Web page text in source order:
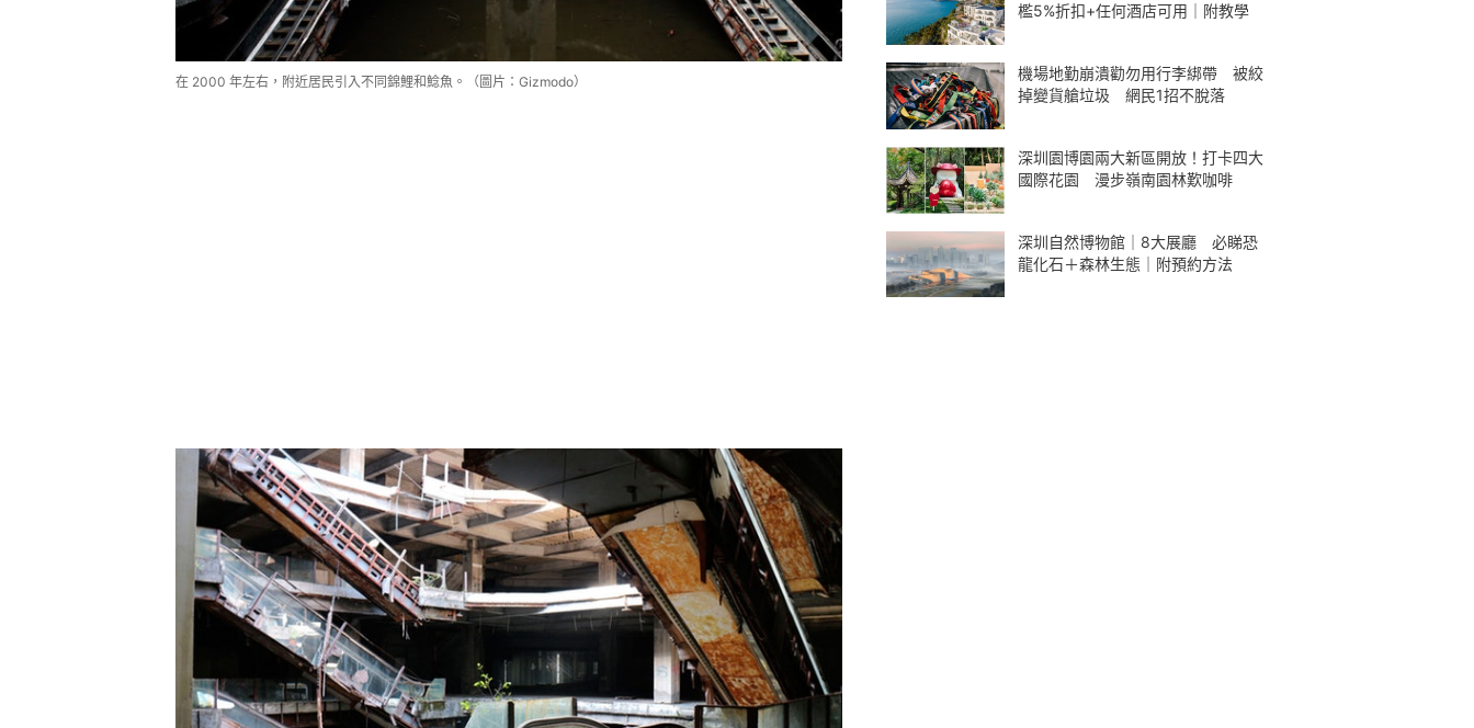
在 2000 年左右，附近居民引入不同錦鯉和鯰魚。（圖片：Gizmodo）
檻5%折扣+任何酒店可用｜附教學
機場地勤崩潰勸勿用行李綁帶 被絞
掉變貨艙垃圾 網民1招不脫落
深圳園博園兩大新區開放！打卡四大
國際花園 漫步嶺南園林歎咖啡
深圳自然博物館｜8大展廳 必睇恐
龍化石＋森林生態｜附預約方法